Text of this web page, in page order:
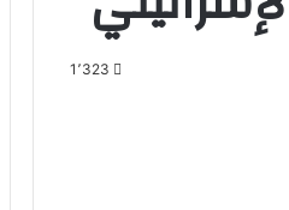
1٬323